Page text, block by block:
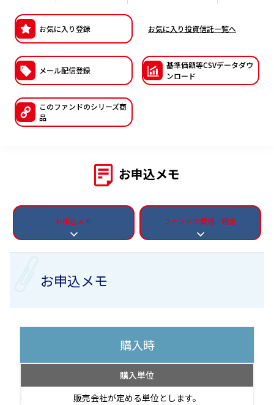
日本版スチュワードシップ・コードへの対応
ESGへの取り組み
議決権行使について
国内株式議決権行使の方針と判断基準
サステナビリティレポート等
お気に入り登録 お気に入り投資信託一覧へ
メール配信登録
基準価額等CSVデータダウ
ンロード
このファンドのシリーズ商
品
お申込メモ
お申込メモ ファンドの費用・税金
お申込メモ
購入時
購入単位
販売会社が定める単位とします。